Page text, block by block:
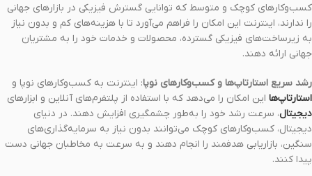
کسب‌وکارهای کوچک و متوسط که توانایی گسترش فیزیکی در بازارهای جهانی
را ندارند، اینترنت این امکان را فراهم می‌آورد تا با هزینه‌های کم و بدون نیاز
به زیرساخت‌های فیزیکی گسترده، محصولات و خدمات خود را به مشتریان
جهانی ارائه دهند.
رشد سریع استارتاپ‌ها و کسب‌وکارهای نوپا: اینترنت به کسب‌وکارهای نوپا و
استارتاپ‌ها این امکان را می‌دهد که با استفاده از پلتفرم‌های آنلاین و ابزارهای
دیجیتال، سرعت رشد خود را به‌طور چشمگیری افزایش دهند. در دنیای
دیجیتال، کسب‌وکارهای کوچک می‌توانند بدون نیاز به سرمایه‌گذاری‌های
سنگین، بازاریابی هدفمند را انجام دهند و به سرعت به مخاطبان جهانی دست
پیدا کنند.